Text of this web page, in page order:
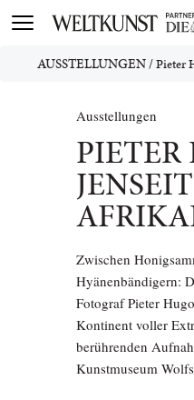
Toggle
AUSSTELLUNGEN/Pieter
Ausstellungen
Zwischen
Hyänenbändigern:
Fotograf Pieter
Kontinent voller
berührenden
Kunstmuseum